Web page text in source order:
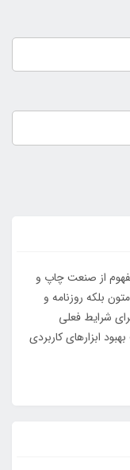
از صنعت چاپ و
بلکه روزنامه و
شرایط فعلی
ابزارهای کاربردی